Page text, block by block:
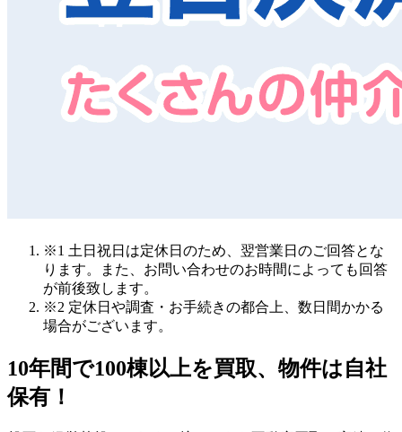
※1 土日祝日は定休日のため、翌営業日のご回答とな
ります。また、お問い合わせのお時間によっても回答
が前後致します。
※2 定休日や調査・お手続きの都合上、数日間かかる
場合がございます。
10年間で100棟以上を買取、物件は自社
保有！